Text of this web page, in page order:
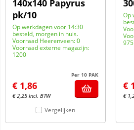
140x140 Papyrus
pk/10
Op werkdagen voor 14:30
besteld, morgen in huis.
Voorraad Heerenveen: 0
Voorraad externe magazijn:
1200
Per 10 PAK
€ 1,86
€2,25 Incl. BTW
Vergelijken
Op
975
€
€